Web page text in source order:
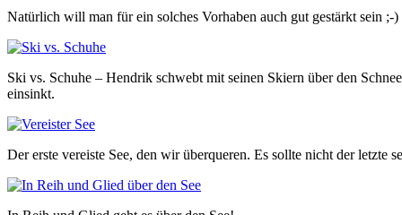
Natürlich will man für ein solches Vorhaben auch gut gestärkt sein ;-)
Ski vs. Schuhe – Hendrik schwebt mit seinen Skiern über den
einsinkt.
Der erste vereiste See, den wir überqueren. Es sollte nicht der letzte